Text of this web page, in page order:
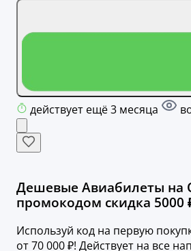
действует ещё 3 месяца
Дешевые Авиабилеты на
промокодом скидка 5000
Используй код на первую
от 70 000 ₽! Действует на все